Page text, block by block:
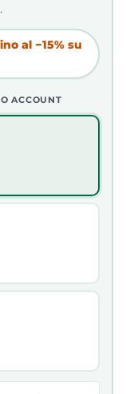
al −15% su
ACCOUNT